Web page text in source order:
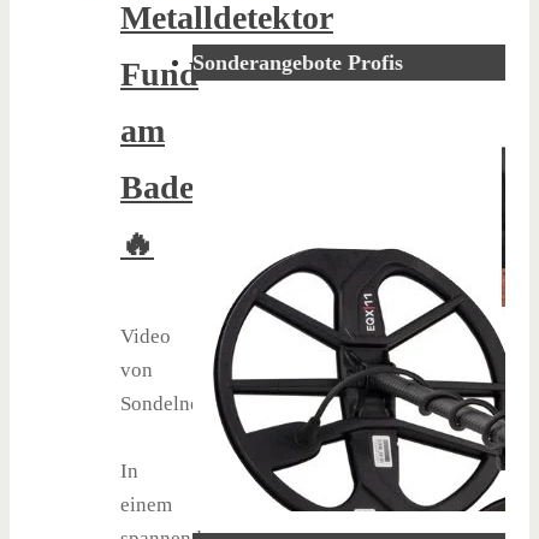
Metalldetektor
Fund
am
Badestrand
🔥
Video
von
Sondelnextrem.
In
einem
Sonderangebote Profis